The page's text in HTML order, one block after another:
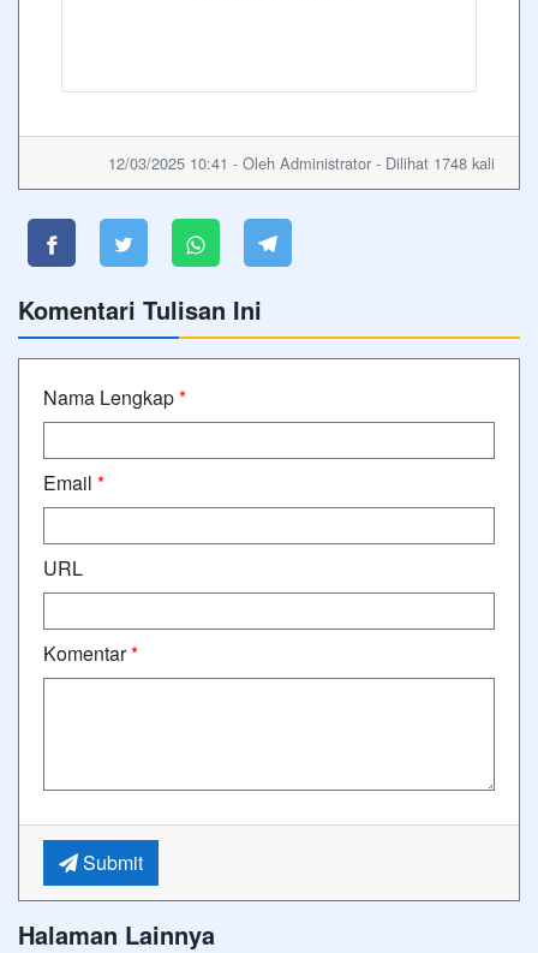
12/03/2025 10:41 - Oleh Administrator - Dilihat 1748 kali
Komentari Tulisan Ini
Nama Lengkap*
Email *
URL
Komentar*
Submit
Halaman Lainnya